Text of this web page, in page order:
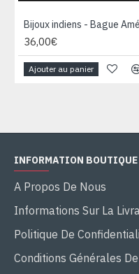
36,00€
Ajouter au panier
INFORMATION
A Propos De Nous
Informations Sur La
Politique De
Conditions Générales